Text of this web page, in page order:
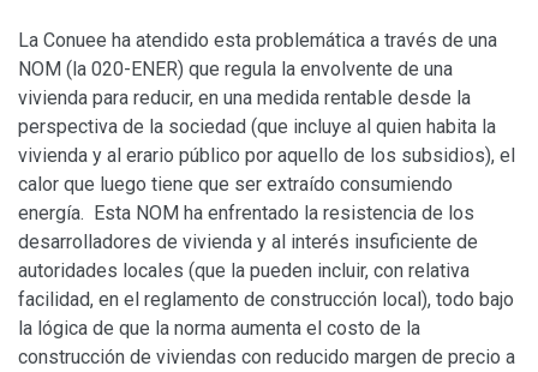
La Conuee ha atendido esta problemática a través de una
NOM (la 020-ENER) que regula la envolvente de una
vivienda para reducir, en una medida rentable desde la
perspectiva de la sociedad (que incluye al quien habita la
vivienda y al erario público por aquello de los subsidios), el
calor que luego tiene que ser extraído consumiendo
energía. Esta NOM ha enfrentado la resistencia de los
desarrolladores de vivienda y al interés insuficiente de
autoridades locales (que la pueden incluir, con relativa
facilidad, en el reglamento de construcción local), todo bajo
la lógica de que la norma aumenta el costo de la
construcción de viviendas con reducido margen de precio a